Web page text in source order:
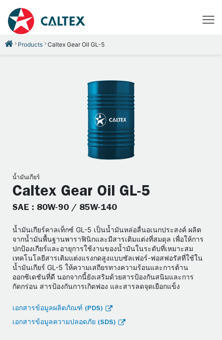
Products Caltex Gear Oil GL-5
น้ำมันเกียร์
Caltex Gear Oil GL-5
SAE : 80W-90 / 85W-140
น้ำมันเกียร์คาลเท็กซ์ GL-5 เป็นน้ำมันหล่อลื่นอเนกประสงค์ ผลิต
จากน้ำมันพื้นฐานพาราฟินิกและมีสารเติมแต่งที่สมดุล เพื่อให้การ
ปกป้องเกียร์และอายุการใช้งานของน้ำมันในระดับที่เหมาะสม
เทคโนโลยีสารเติมแต่งแรงกดสูงแบบซัลเฟอร์-ฟอสฟอรัสที่ใช้ใน
น้ำมันเกียร์ GL-5 ให้ความเสถียรทางความร้อนและการต้าน
ออกซิเดชันที่ดี นอกจากนี้ยังเสริมด้วยสารป้องกันสนิมและการ
กัดกร่อน สารป้องกันการเกิดฟอง และสารลดจุดเยือกแข็ง
เอกสารข้อมูลผลิตภัณฑ์ (PDS)
เอกสารข้อมูลความปลอดภัย (SDS)